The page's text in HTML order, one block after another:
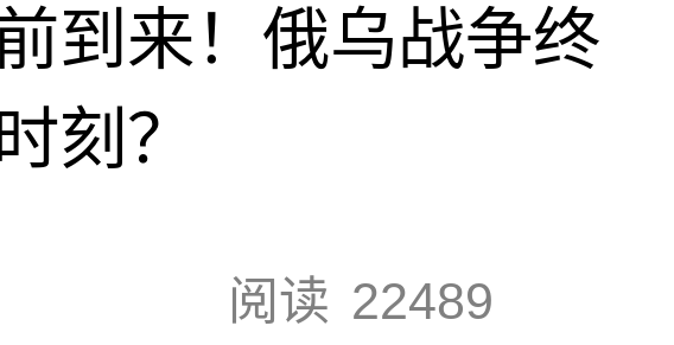
到来！俄乌战争终
刻？
阅读 22489